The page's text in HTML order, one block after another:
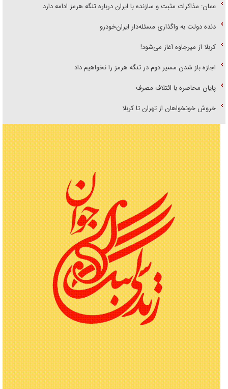
عمان: مذاکرات مثبت و سازنده با ایران درباره تنگه هرمز ادامه دارد
دنده دولت به واگذاری مسئله‌دار ایران‌خودرو
کربلا از میرجاوه آغاز می‌شود!
اجازه باز شدن مسیر دوم در تنگه هرمز را نخواهیم داد
پایان محاصره با ائتلاف مصرف
خروش خونخواهان از تهران تا کربلا